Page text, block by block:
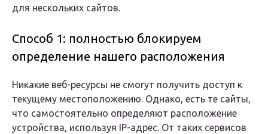
для нескольких сайтов.
Способ 1: полностью блокируем
определение нашего расположения
Никакие веб-ресурсы не смогут получить доступ к
текущему местоположению. Однако, есть те сайты,
что самостоятельно определяют расположение
устройства, используя IP-адрес. От таких сервисов